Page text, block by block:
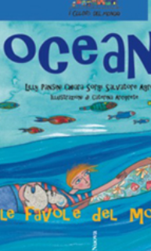
AGGIUNGI AL CARRELLO